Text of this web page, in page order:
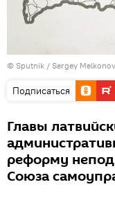
© Sputnik / Sergey Melkonov
Подписаться
Главы
реформу
Союза